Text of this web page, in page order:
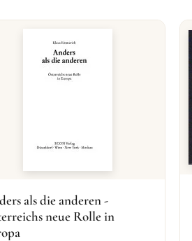
als die anderen -
neue Rolle in